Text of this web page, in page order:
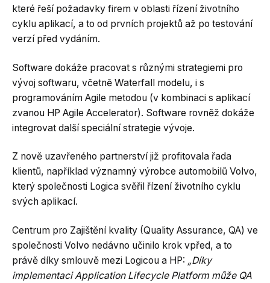
které řeší požadavky firem v oblasti řízení životního
cyklu aplikací, a to od prvních projektů až po testování
verzí před vydáním.
Software dokáže pracovat s různými strategiemi pro
vývoj softwaru, včetně Waterfall modelu, i s
programováním Agile metodou (v kombinaci s aplikací
zvanou HP Agile Accelerator). Software rovněž dokáže
integrovat další speciální strategie vývoje.
Z nově uzavřeného partnerství již profitovala řada
klientů, například významný výrobce automobilů Volvo,
který společnosti Logica svěřil řízení životního cyklu
svých aplikací.
Centrum pro Zajištění kvality (Quality Assurance, QA) ve
společnosti Volvo nedávno učinilo krok vpřed, a to
právě díky smlouvě mezi Logicou a HP: „Díky
implementaci Application Lifecycle Platform může QA